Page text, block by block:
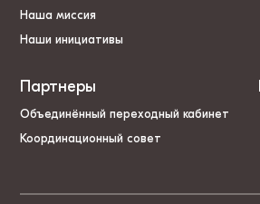
Наша миссия
Наши инициативы
Партнеры
Объединённый переходный кабинет
Координационный совет